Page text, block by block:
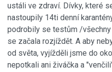
ustáli ve zdraví. Dívky, které
nastoupily 14ti denní
podrobily se testům /
se začala rozjíždět. A aby
od světa, vyjížděli jsme do
nepotkali ani živáčka a